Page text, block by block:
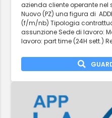
azienda cliente operante nel
Nuovo (PZ) una figura di
(f/m/nb) Tipologia
assunzione Sede di lavoro:
lavoro: part time (24H sett.)